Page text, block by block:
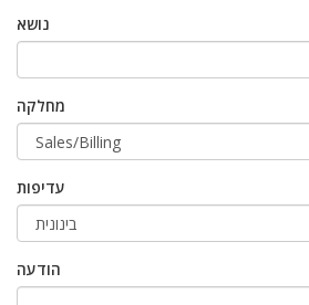
נושא
מחלקה
עדיפות
הודעה